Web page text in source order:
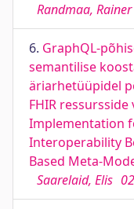
Randmaa, Rainer
6. GraphQL-
semantilise
äriarhetüüpidel
FHIR ressursside
Implementation
Interoperability
Based Meta-
Saarelaid, Elis